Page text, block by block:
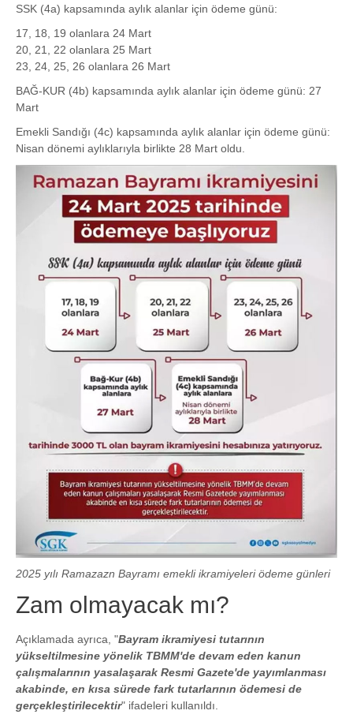
SSK (4a) kapsamında aylık alanlar için ödeme günü:
17, 18, 19 olanlara 24 Mart
20, 21, 22 olanlara 25 Mart
23, 24, 25, 26 olanlara 26 Mart
BAĞ-KUR (4b) kapsamında aylık alanlar için ödeme günü: 27
Mart
Emekli Sandığı (4c) kapsamında aylık alanlar için ödeme günü:
Nisan dönemi aylıklarıyla birlikte 28 Mart oldu.
2025 yılı Ramazazn Bayramı emekli ikramiyeleri ödeme günleri
Zam olmayacak mı?
Açıklamada ayrıca, "Bayram ikramiyesi tutarının
yükseltilmesine yönelik TBMM'de devam eden kanun
çalışmalarının yasalaşarak Resmi Gazete'de yayımlanması
akabinde, en kısa sürede fark tutarlarının ödemesi de
gerçekleştirilecektir" ifadeleri kullanıldı.